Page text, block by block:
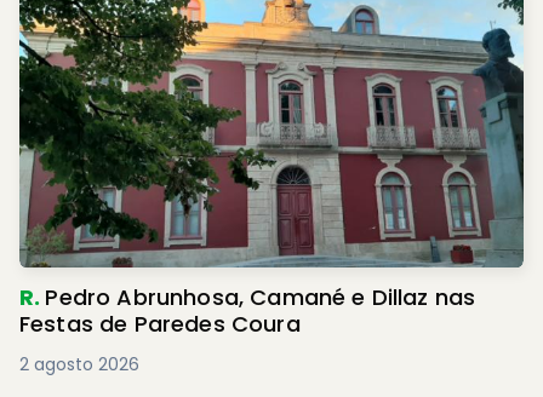
R. Pedro Abrunhosa, Camané e Dillaz nas
Festas de Paredes Coura
2 agosto 2026